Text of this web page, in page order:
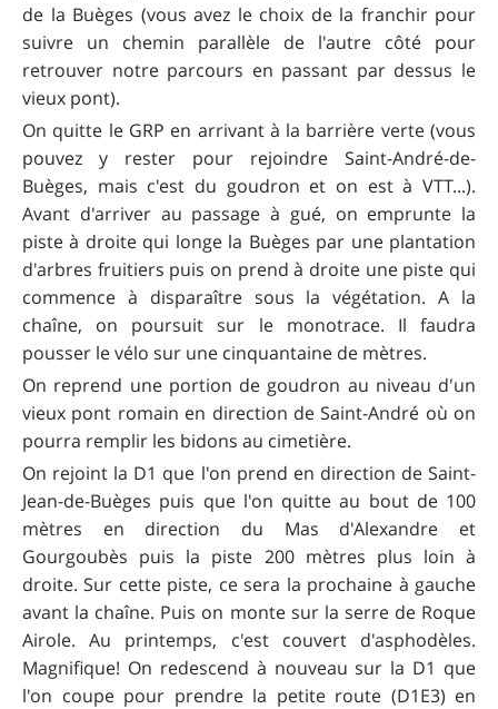
de la Buèges (vous avez le choix de la franchir pour
suivre un chemin parallèle de l'autre côté pour
retrouver notre parcours en passant par dessus le
vieux pont).
On quitte le GRP en arrivant à la barrière verte (vous
pouvez y rester pour rejoindre Saint-André-de-
Buèges, mais c'est du goudron et on est à VTT...).
Avant d'arriver au passage à gué, on emprunte la
piste à droite qui longe la Buèges par une plantation
d'arbres fruitiers puis on prend à droite une piste qui
commence à disparaître sous la végétation. A la
chaîne, on poursuit sur le monotrace. Il faudra
pousser le vélo sur une cinquantaine de mètres.
On reprend une portion de goudron au niveau d'un
vieux pont romain en direction de Saint-André où on
pourra remplir les bidons au cimetière.
On rejoint la D1 que l'on prend en direction de Saint-
Jean-de-Buèges puis que l'on quitte au bout de 100
mètres en direction du Mas d'Alexandre et
Gourgoubès puis la piste 200 mètres plus loin à
droite. Sur cette piste, ce sera la prochaine à gauche
avant la chaîne. Puis on monte sur la serre de Roque
Airole. Au printemps, c'est couvert d'asphodèles.
Magnifique! On redescend à nouveau sur la D1 que
l'on coupe pour prendre la petite route (D1E3) en